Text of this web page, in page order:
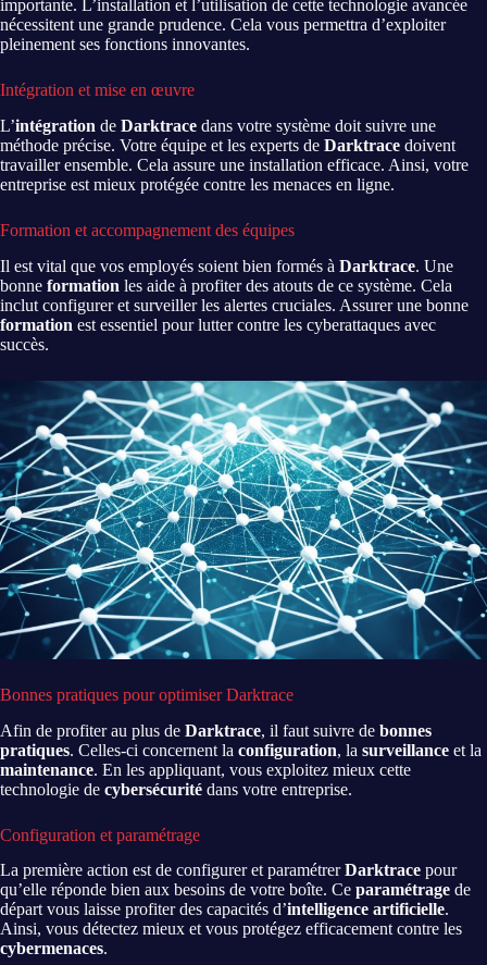
importante. L’installation et l’utilisation de cette technologie avancée
nécessitent une grande prudence. Cela vous permettra d’exploiter
pleinement ses fonctions innovantes.
Intégration et mise en œuvre
L’intégration de Darktrace dans votre système doit suivre une
méthode précise. Votre équipe et les experts de Darktrace doivent
travailler ensemble. Cela assure une installation efficace. Ainsi, votre
entreprise est mieux protégée contre les menaces en ligne.
Formation et accompagnement des équipes
Il est vital que vos employés soient bien formés à Darktrace. Une
bonne formation les aide à profiter des atouts de ce système. Cela
inclut configurer et surveiller les alertes cruciales. Assurer une bonne
formation est essentiel pour lutter contre les cyberattaques avec
succès.
Bonnes pratiques pour optimiser Darktrace
Afin de profiter au plus de Darktrace, il faut suivre de bonnes
pratiques. Celles-ci concernent la configuration, la surveillance et la
maintenance. En les appliquant, vous exploitez mieux cette
technologie de cybersécurité dans votre entreprise.
Configuration et paramétrage
La première action est de configurer et paramétrerDarktrace pour
qu’elle réponde bien aux besoins de votre boîte. Ce paramétrage de
départ vous laisse profiter des capacités d’intelligence artificielle.
Ainsi, vous détectez mieux et vous protégez efficacement contre les
cybermenaces.